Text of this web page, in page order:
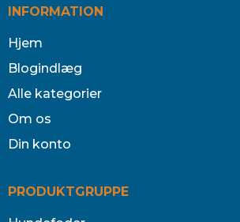
INFORMATION
Hjem
Blogindlæg
Alle kategorier
Om os
Din konto
PRODUKTGRUPPE